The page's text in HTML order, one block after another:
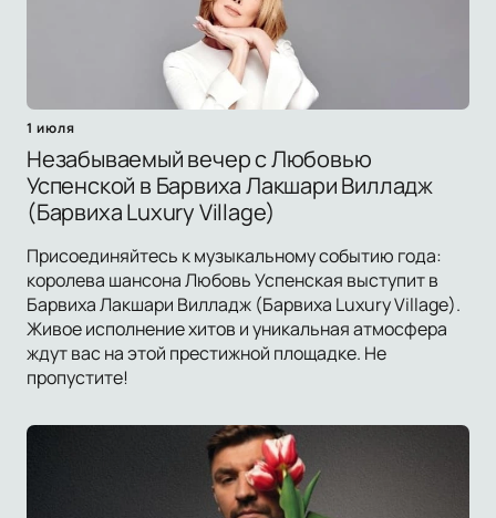
1 июля
Незабываемый вечер с Любовью
Успенской в Барвиха Лакшари Вилладж
(Барвиха Luxury Village)
Присоединяйтесь к музыкальному событию года:
королева шансона Любовь Успенская выступит в
Барвиха Лакшари Вилладж (Барвиха Luxury Village).
Живое исполнение хитов и уникальная атмосфера
ждут вас на этой престижной площадке. Не
пропустите!